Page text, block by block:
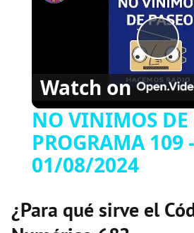
P
a
Watch on
NO VINIMOS DE
PROGRAMA 109 -
01/08/2024
¿Para qué sirve el